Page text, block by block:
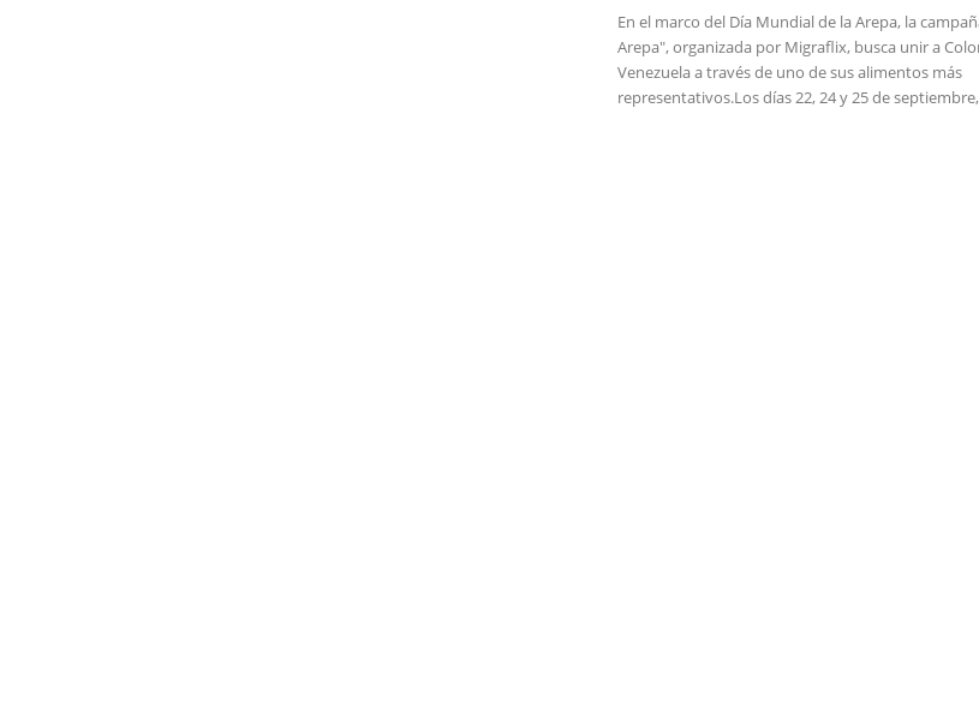
En el marco del Día Mundial de la Arepa, la
Arepa", organizada por Migraflix, busca unir a
Venezuela a través de uno de sus alimentos más
representativos.Los días 22, 24 y 25 de